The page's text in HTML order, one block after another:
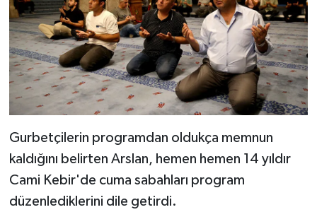
Gurbetçilerin programdan oldukça memnun
kaldığını belirten Arslan, hemen hemen 14 yıldır
Cami Kebir'de cuma sabahları program
düzenlediklerini dile getirdi.
Erzincan Müftülüğü
Erzurum Müftülüğü
Eskişehir Müftülüğü
Gaziantep Müftülüğü
Giresun Müftülüğü
Gümüşhane Müftülüğü